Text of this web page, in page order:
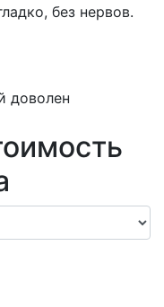
без нервов.
доволен